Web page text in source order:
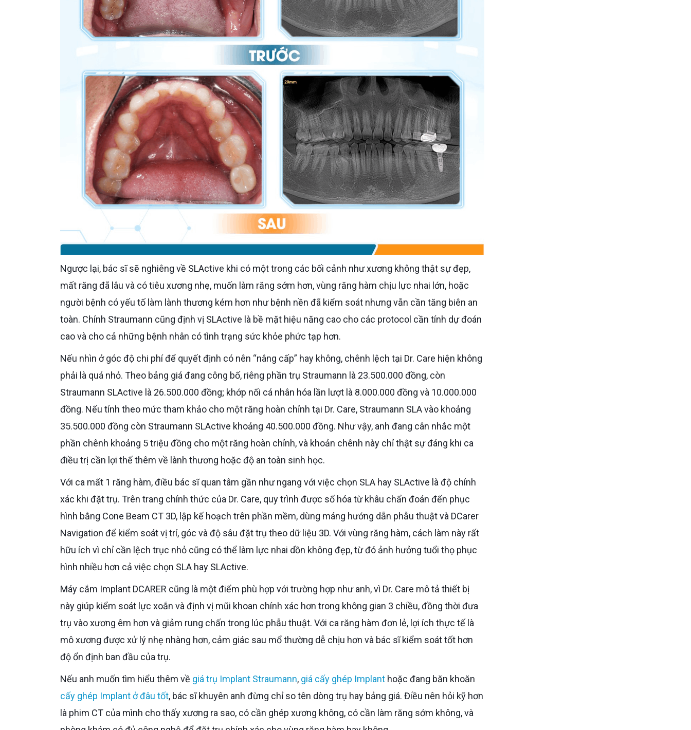
Ngược lại, bác sĩ sẽ nghiêng về SLActive khi có một trong các bối cảnh như xương không thật sự đẹp,
mất răng đã lâu và có tiêu xương nhẹ, muốn làm răng sớm hơn, vùng răng hàm chịu lực nhai lớn, hoặc
người bệnh có yếu tố làm lành thương kém hơn như bệnh nền đã kiểm soát nhưng vẫn cần tăng biên an
toàn. Chính Straumann cũng định vị SLActive là bề mặt hiệu năng cao cho các protocol cần tính dự đoán
cao và cho cả những bệnh nhân có tình trạng sức khỏe phức tạp hơn.
Nếu nhìn ở góc độ chi phí để quyết định có nên “nâng cấp” hay không, chênh lệch tại Dr. Care hiện không
phải là quá nhỏ. Theo bảng giá đang công bố, riêng phần trụ Straumann là 23.500.000 đồng, còn
Straumann SLActive là 26.500.000 đồng; khớp nối cá nhân hóa lần lượt là 8.000.000 đồng và 10.000.000
đồng. Nếu tính theo mức tham khảo cho một răng hoàn chỉnh tại Dr. Care, Straumann SLA vào khoảng
35.500.000 đồng còn Straumann SLActive khoảng 40.500.000 đồng. Như vậy, anh đang cân nhắc một
phần chênh khoảng 5 triệu đồng cho một răng hoàn chỉnh, và khoản chênh này chỉ thật sự đáng khi ca
điều trị cần lợi thế thêm về lành thương hoặc độ an toàn sinh học.
Với ca mất 1 răng hàm, điều bác sĩ quan tâm gần như ngang với việc chọn SLA hay SLActive là độ chính
xác khi đặt trụ. Trên trang chính thức của Dr. Care, quy trình được số hóa từ khâu chẩn đoán đến phục
hình bằng Cone Beam CT 3D, lập kế hoạch trên phần mềm, dùng máng hướng dẫn phẫu thuật và DCarer
Navigation để kiểm soát vị trí, góc và độ sâu đặt trụ theo dữ liệu 3D. Với vùng răng hàm, cách làm này rất
hữu ích vì chỉ cần lệch trục nhỏ cũng có thể làm lực nhai dồn không đẹp, từ đó ảnh hưởng tuổi thọ phục
hình nhiều hơn cả việc chọn SLA hay SLActive.
Máy cắm Implant DCARER cũng là một điểm phù hợp với trường hợp như anh, vì Dr. Care mô tả thiết bị
này giúp kiểm soát lực xoắn và định vị mũi khoan chính xác hơn trong không gian 3 chiều, đồng thời đưa
trụ vào xương êm hơn và giảm rung chấn trong lúc phẫu thuật. Với ca răng hàm đơn lẻ, lợi ích thực tế là
mô xương được xử lý nhẹ nhàng hơn, cảm giác sau mổ thường dễ chịu hơn và bác sĩ kiểm soát tốt hơn
độ ổn định ban đầu của trụ.
Nếu anh muốn tìm hiểu thêm về giá trụ Implant Straumann, giá cấy ghép Implant hoặc đang băn khoăn
cấy ghép Implant ở đâu tốt, bác sĩ khuyên anh đừng chỉ so tên dòng trụ hay bảng giá. Điều nên hỏi kỹ hơn
là phim CT của mình cho thấy xương ra sao, có cần ghép xương không, có cần làm răng sớm không, và